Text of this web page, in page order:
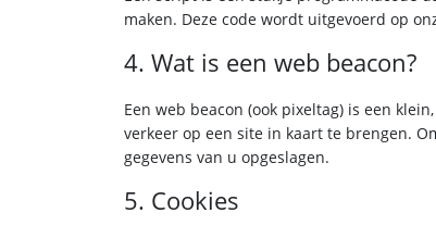
maken. Deze code wordt uitgevoerd op
4. Wat is een web beacon?
Een web beacon (ook pixeltag) is een
verkeer op een site in kaart te brengen.
gegevens van u opgeslagen.
5. Cookies